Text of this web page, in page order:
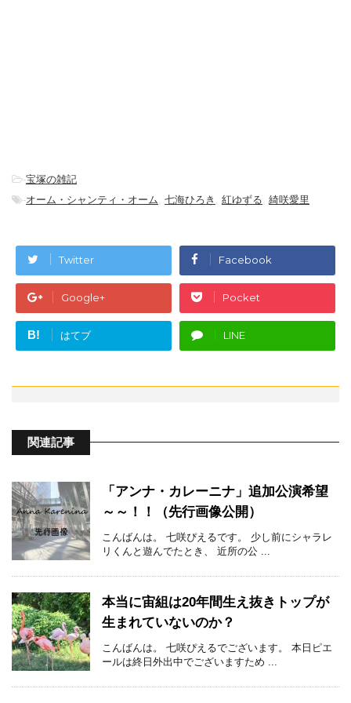
-宝塚の雑記
-オーム・シャンティ・オーム 七海ひろき 紅ゆずる 綺咲愛里
Twitter Facebook
Google+ Pocket
B! はてブ LINE
関連記事
「アンナ・カレーニナ」追加公演希望
～～！！（先行画像公開）
こんばんは。 七咲ぴえるです。 少し前にシャラレ
リくんと遊んでたとき、 近所の公 ...
本当に宙組は20年間生え抜きトップが
生まれていないのか？
こんばんは。 七咲ぴえるでございます。 本日ピエ
ールは終日外出中でございますため ...